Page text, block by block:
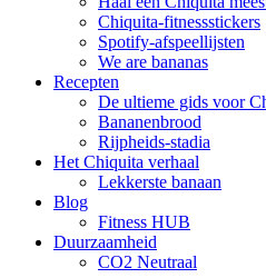
Chiquita-fitnessstickers
Spotify-afspeellijsten
We are bananas
Recepten
De ultieme gids voor
Bananenbrood
Rijpheids-stadia
Het Chiquita verhaal
Lekkerste banaan
Blog
Fitness HUB
Duurzaamheid
CO2 Neutraal